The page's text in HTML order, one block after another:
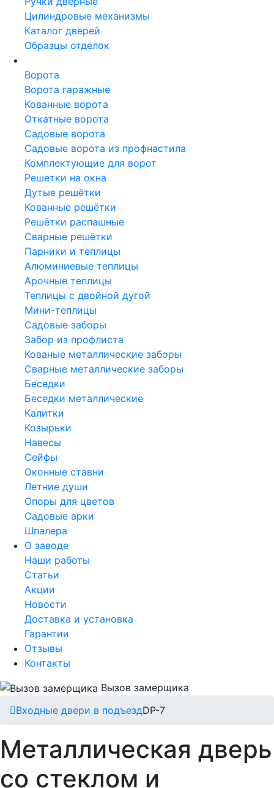
Цилиндровые механизмы
Каталог дверей
Образцы отделок
Ворота
Ворота гаражные
Кованные ворота
Откатные ворота
Садовые ворота
Садовые ворота из профнастила
Комплектующие для ворот
Решетки на окна
Дутые решётки
Кованные решётки
Решётки распашные
Сварные решётки
Парники и теплицы
Алюминиевые теплицы
Арочные теплицы
Теплицы с двойной дугой
Мини-теплицы
Садовые заборы
Забор из профлиста
Кованые металлические заборы
Сварные металлические заборы
Беседки
Беседки металлические
Калитки
Козырьки
Навесы
Сейфы
Оконные ставни
Летние души
Опоры для цветов
Садовые арки
Шпалера
О заводе
Наши работы
Статьи
Акции
Новости
Доставка и установка
Гарантии
Отзывы
Контакты
Вызов замерщика
Входные двери в подъездDP-7
Металлическая дверь
со стеклом и